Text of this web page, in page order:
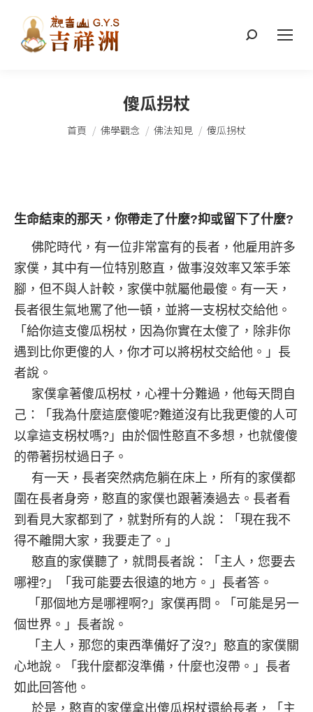
搜
傻瓜拐杖
您在這裡：
首頁 佛學觀念 佛法知見 傻瓜拐杖
生命結束的那天，你帶走了什麼?抑或留下了什麼?
佛陀時代，有一位非常富有的長者，他雇用許多
家僕，其中有一位特別憨直，做事沒效率又笨手笨
腳，但不與人計較，家僕中就屬他最傻。有一天，
長者很生氣地罵了他一頓，並將一支柺杖交給他。
「給你這支傻瓜柺杖，因為你實在太傻了，除非你
遇到比你更傻的人，你才可以將柺杖交給他。」長
者說。
家僕拿著傻瓜柺杖，心裡十分難過，他每天問自
己：「我為什麼這麼傻呢?難道沒有比我更傻的人可
以拿這支柺杖嗎?」由於個性憨直不多想，也就傻傻
的帶著拐杖過日子。
有一天，長者突然病危躺在床上，所有的家僕都
圍在長者身旁，憨直的家僕也跟著湊過去。長者看
到看見大家都到了，就對所有的人說：「現在我不
得不離開大家，我要走了。」
憨直的家僕聽了，就問長者說：「主人，您要去
哪裡?」「我可能要去很遠的地方。」長者答。
「那個地方是哪裡啊?」家僕再問。「可能是另一
個世界。」長者說。
「主人，那您的東西準備好了沒?」憨直的家僕關
心地說。「我什麼都沒準備，什麼也沒帶。」長者
如此回答他。
於是，憨直的家僕拿出傻瓜柺杖還給長者，「主